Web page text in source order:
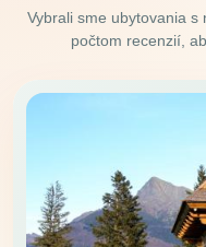
Vybrali sme ubytovania
počtom recenzií,